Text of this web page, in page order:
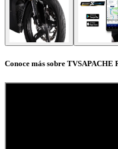
Conoce más sobre TVSAPACHE